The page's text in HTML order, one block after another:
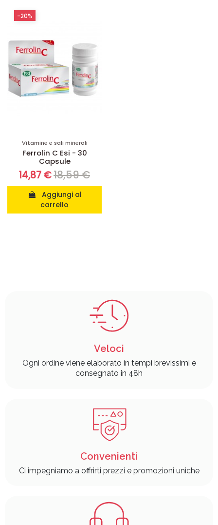
Vitamine e sali minerali
Ferrolin C Esi - 30
Capsule
14,87 €18,59 €
carrello
-20%
Veloci
Ogni ordine viene elaborato in tempi brevissimi e
consegnato in 48h
Convenienti
Ci impegniamo a offrirti prezzi e promozioni uniche